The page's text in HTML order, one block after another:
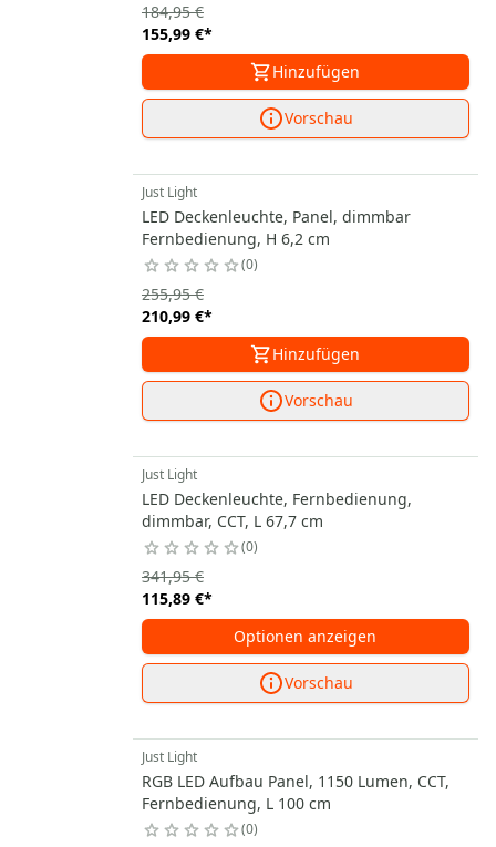
155,99 €*
184,95 €
Hinzufügen
Vorschau
Just Light
LED Deckenleuchte, Panel, dimmbar
Fernbedienung, H 6,2 cm
0
210,99 €*
255,95 €
Hinzufügen
Vorschau
Just Light
LED Deckenleuchte, Fernbedienung,
dimmbar, CCT, L 67,7 cm
0
115,89 €*
341,95 €
Optionen anzeigen
Vorschau
Just Light
RGB LED Aufbau Panel, 1150 Lumen, CCT,
Fernbedienung, L 100 cm
0